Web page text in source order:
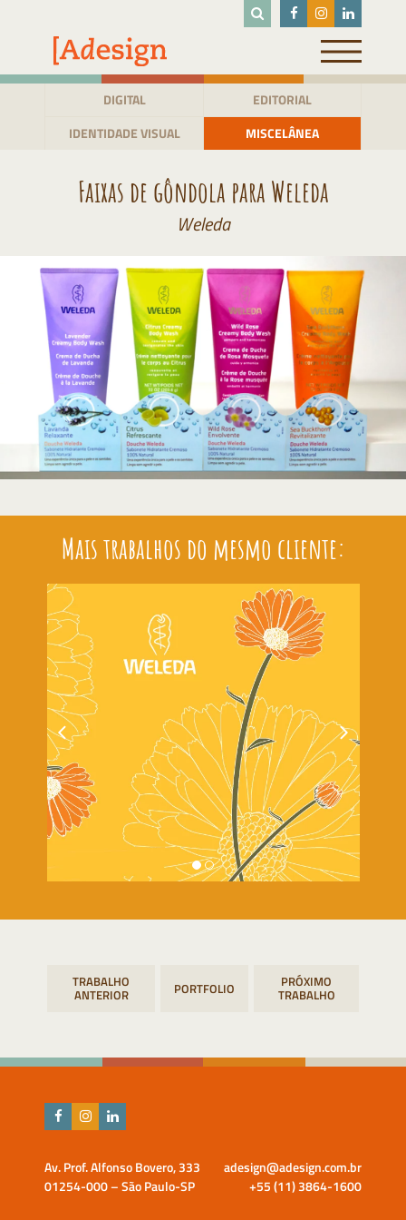
conteúdo
DIGITAL
EDITORIAL
IDENTIDADE VISUAL
MISCELÂNEA
Faixas de gôndola para Weleda
Weleda
Mais trabalhos do mesmo cliente:
Navegação PORTFOLIO
Av. Prof. Alfonso Bovero, 333
01254-000 – São Paulo-SP
adesign@adesign.com.br
+55 (11) 3864-1600